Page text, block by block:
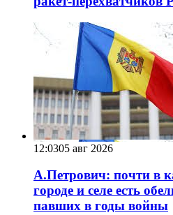
12:0305 авг 2026
А.Петрович: почти в
городе и селе есть
павших в годы войны